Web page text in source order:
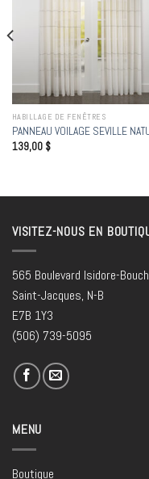
HABILLAGE DE FENÊTRES
PANNEAU VOILAGE SEVILLE
139,00 $
VISITEZ-NOUS EN
565 Boulevard Isidore-
Saint-Jacques, N-B
E7B 1Y3
(506) 739-5095
MENU
Boutique